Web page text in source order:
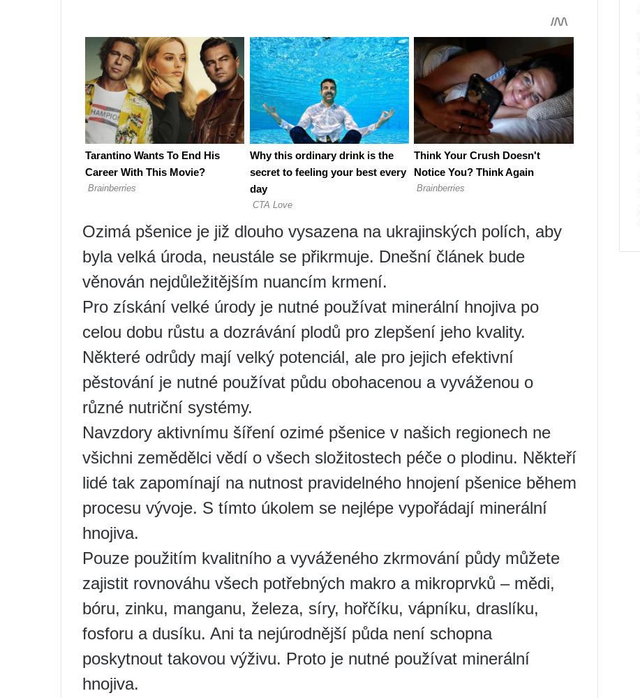
Ozimá pšenice je již dlouho vysazena na ukrajinských polích, aby
byla velká úroda, neustále se přikrmuje. Dnešní článek bude
věnován nejdůležitějším nuancím krmení.
Pro získání velké úrody je nutné používat minerální hnojiva po
celou dobu růstu a dozrávání plodů pro zlepšení jeho kvality.
Některé odrůdy mají velký potenciál, ale pro jejich efektivní
pěstování je nutné používat půdu obohacenou a vyváženou o
různé nutriční systémy.
Navzdory aktivnímu šíření ozimé pšenice v našich regionech ne
všichni zemědělci vědí o všech složitostech péče o plodinu. Někteří
lidé tak zapomínají na nutnost pravidelného hnojení pšenice během
procesu vývoje. S tímto úkolem se nejlépe vypořádají minerální
hnojiva.
Pouze použitím kvalitního a vyváženého zkrmování půdy můžete
zajistit rovnováhu všech potřebných makro a mikroprvků – mědi,
bóru, zinku, manganu, železa, síry, hořčíku, vápníku, draslíku,
fosforu a dusíku. Ani ta nejúrodnější půda není schopna
poskytnout takovou výživu. Proto je nutné používat minerální
hnojiva.